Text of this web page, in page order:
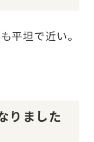
平坦で近い。
りました